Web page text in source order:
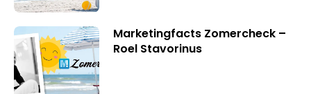
Marketingfacts Zomercheck –
Roel Stavorinus